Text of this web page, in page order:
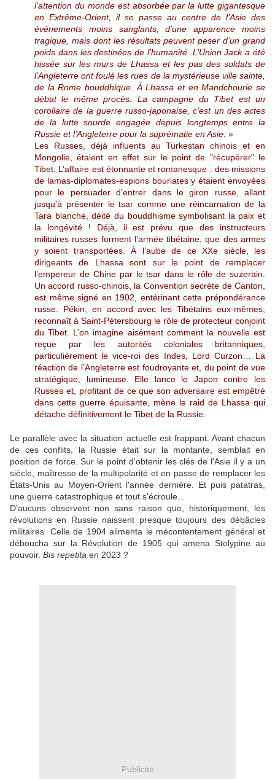
l’attention du monde est absorbée par la lutte gigantesque
en Extrême-Orient, il se passe au centre de l’Asie des
événements moins sanglants, d’une apparence moins
tragique, mais dont les résultats peuvent peser d’un grand
poids dans les destinées de l’humanité. L’Union Jack a été
hissée sur les murs de Lhassa et les pas des soldats de
l’Angleterre ont foulé les rues de la mystérieuse ville sainte,
de la Rome bouddhique. À Lhassa et en Mandchourie se
débat le même procès. La campagne du Tibet est un
corollaire de la guerre russo-japonaise, c’est un des actes
de la lutte sourde engagée depuis longtemps entre la
Russie et l’Angleterre pour la suprématie en Asie. »
Les Russes, déjà influents au Turkestan chinois et en
Mongolie, étaient en effet sur le point de "récupérer" le
Tibet. L’affaire est étonnante et romanesque : des missions
de lamas-diplomates-espions bouriates y étaient envoyées
pour le persuader d’entrer dans le giron russe, allant
jusqu’à présenter le tsar comme une réincarnation de la
Tara blanche, déité du bouddhisme symbolisant la paix et
la longévité ! Déjà, il est prévu que des instructeurs
militaires russes forment l’armée tibétaine, que des armes
y soient transportées. À l’aube de ce XXe siècle, les
dirigeants de Lhassa sont sur le point de remplacer
l’empereur de Chine par le tsar dans le rôle de suzerain.
Un accord russo-chinois, la Convention secrète de Canton,
est même signé en 1902, entérinant cette prépondérance
russe. Pékin, en accord avec les Tibétains eux-mêmes,
reconnaît à Saint-Pétersbourg le rôle de protecteur conjoint
du Tibet. L’on imagine aisément comment la nouvelle est
reçue par les autorités coloniales britanniques,
particulièrement le vice-roi des Indes, Lord Curzon… La
réaction de l’Angleterre est foudroyante et, du point de vue
stratégique, lumineuse. Elle lance le Japon contre les
Russes et, profitant de ce que son adversaire est empêtré
dans cette guerre épuisante, mène le raid de Lhassa qui
détache définitivement le Tibet de la Russie.
Le parallèle avec la situation actuelle est frappant. Avant chacun
de ces conflits, la Russie était sur la montante, semblait en
position de force. Sur le point d'obtenir les clés de l'Asie il y a un
siècle, maîtresse de la multipolarité et en passe de remplacer les
États-Unis au Moyen-Orient l'année dernière. Et puis patatras,
une guerre catastrophique et tout s'écroule...
D'aucuns observent non sans raison que, historiquement, les
révolutions en Russie naissent presque toujours des débâcles
militaires. Celle de 1904 alimenta le mécontentement général et
déboucha sur la Révolution de 1905 qui amena Stolypine au
pouvoir. Bis repetita en 2023 ?
Publicité